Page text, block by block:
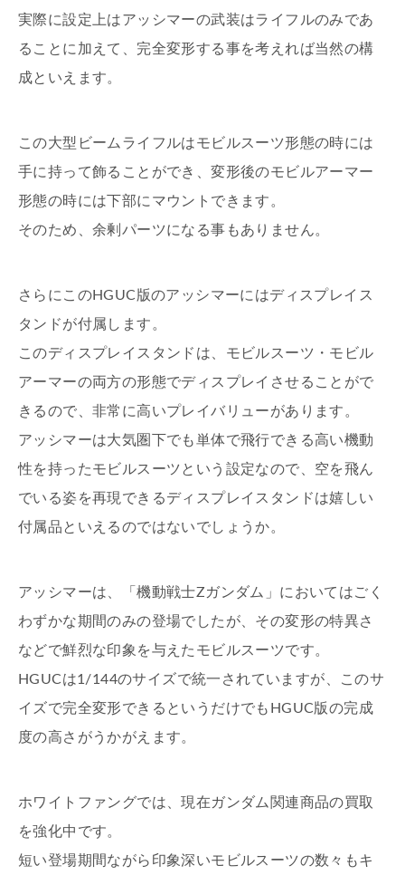
実際に設定上はアッシマーの武装はライフルのみであ
ることに加えて、完全変形する事を考えれば当然の構
成といえます。
この大型ビームライフルはモビルスーツ形態の時には
手に持って飾ることができ、変形後のモビルアーマー
形態の時には下部にマウントできます。
そのため、余剰パーツになる事もありません。
さらにこのHGUC版のアッシマーにはディスプレイス
タンドが付属します。
このディスプレイスタンドは、モビルスーツ・モビル
アーマーの両方の形態でディスプレイさせることがで
きるので、非常に高いプレイバリューがあります。
アッシマーは大気圏下でも単体で飛行できる高い機動
性を持ったモビルスーツという設定なので、空を飛ん
でいる姿を再現できるディスプレイスタンドは嬉しい
付属品といえるのではないでしょうか。
アッシマーは、「機動戦士Ζガンダム」においてはごく
わずかな期間のみの登場でしたが、その変形の特異さ
などで鮮烈な印象を与えたモビルスーツです。
HGUCは1/144のサイズで統一されていますが、このサ
イズで完全変形できるというだけでもHGUC版の完成
度の高さがうかがえます。
ホワイトファングでは、現在ガンダム関連商品の買取
を強化中です。
短い登場期間ながら印象深いモビルスーツの数々もキ